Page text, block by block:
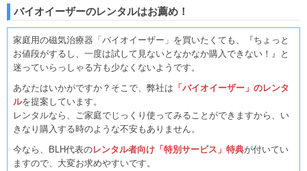
バイオイーザーのレンタルはお薦め！
家庭用の磁気治療器「バイオイーザー」を買いたくても、『ちょっと
お値段がするし、一度は試して見ないとなかなか購入できない！』と
迷っていらっしゃる方も少なくないようです。
あなたはいかがですか？そこで、弊社は 「バイオイーザー」のレンタ
ルを提案しています。
レンタルなら、ご家庭でじっくり使ってみることができますから、い
きなり購入する時のような不安もありません。
今なら、BLH代表のレンタル者向け「特別サービス」特典が付いてい
ますので、大変お求めやすいです。